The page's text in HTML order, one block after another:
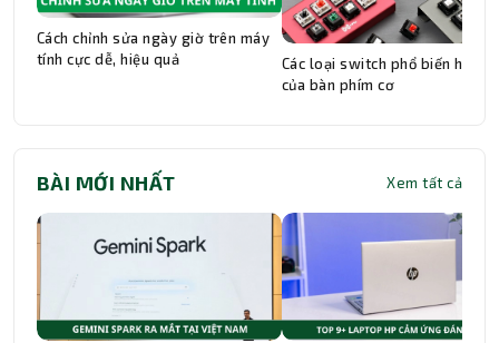
Cách chỉnh sửa ngày giờ trên máy
tính cực dễ, hiệu quả
Các loại switch phổ biến hiện
của bàn phím cơ
BÀI MỚI NHẤT Xem tất cả